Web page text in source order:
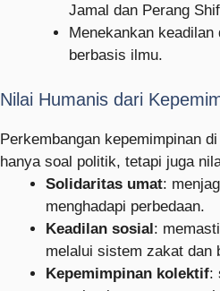
Jamal dan Perang
Menekankan keadilan
berbasis ilmu.
Nilai Humanis dari
Perkembangan kepemimpinan
hanya soal politik, tetapi juga
Solidaritas umat:
menghadapi perbedaan.
Keadilan sosial :
melalui sistem zakat dan
Kepemimpinan kolektif: